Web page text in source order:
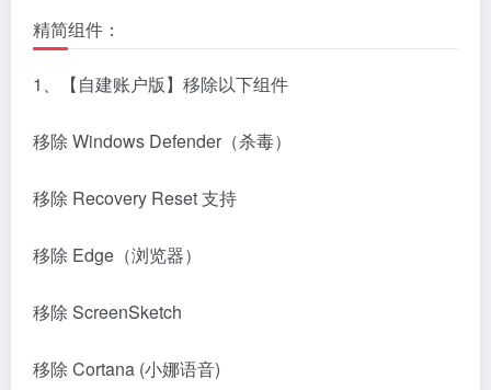
精简组件：
1、【自建账户版】移除以下组件
移除 Windows Defender（杀毒）
移除 Recovery Reset 支持
移除 Edge（浏览器）
移除 ScreenSketch
移除 Cortana (小娜语音)